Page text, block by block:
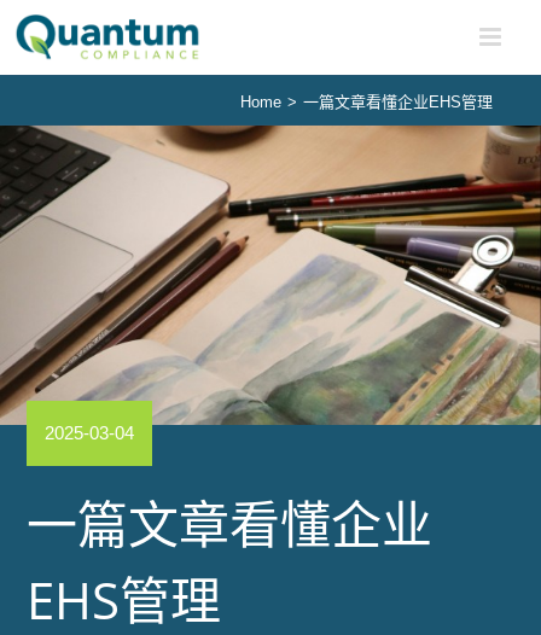
Skip
content
Home > 一篇文章看懂企业EHS管理
2025-03-04
一篇文章看懂企业
EHS管理